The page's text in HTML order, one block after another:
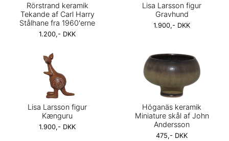
Rörstrand keramik
Tekande af Carl Harry
Stålhane fra 1960'erne
1.200,- DKK
Lisa Larsson figur
Gravhund
1.900,- DKK
Lisa Larsson figur
Kænguru
1.900,- DKK
Höganäs keramik
Miniature skål af John
Andersson
475,- DKK